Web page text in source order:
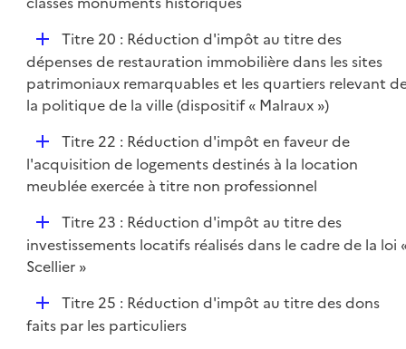
r
D
é
p
l
r
Titre 20 : Réduction d'impôt au titre des
dépenses de restauration immobilière dans les sites
patrimoniaux remarquables et les quartiers relevant
la politique de la ville (dispositif « Malraux »)
D
é
p
e
r
Titre 22 : Réduction d'impôt en faveur de
l'acquisition de logements destinés à la location
meublée exercée à titre non professionnel
D
é
p
e
Titre 23 : Réduction d'impôt au titre des
investissements locatifs réalisés dans le cadre de la loi
Scellier »
D
é
Titre 25 : Réduction d'impôt au titre des dons
faits par les particuliers